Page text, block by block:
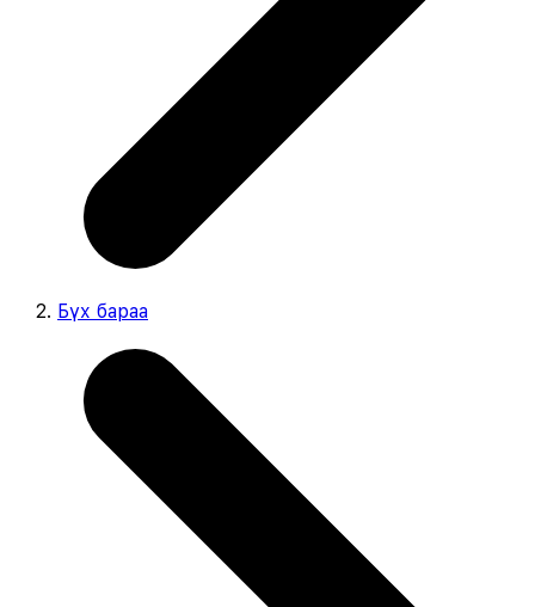
Бүх бараа